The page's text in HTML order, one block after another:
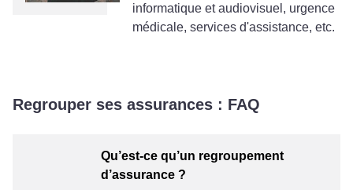
informatique et audiovisuel, urgence
médicale, services d'assistance, etc.
Regrouper ses assurances : FAQ
Qu’est-ce qu’un regroupement
d’assurance ?